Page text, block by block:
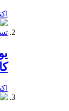
اکتبر
اکتبر